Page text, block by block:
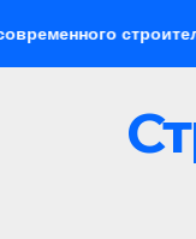
строительства и